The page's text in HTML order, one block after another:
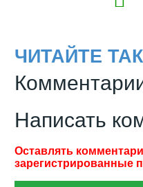
ЧИТАЙТЕ
Написать